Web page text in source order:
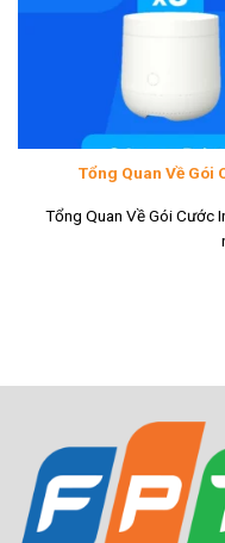
Tổng Quan Về Gói
Tổng Quan Về Gói Cước